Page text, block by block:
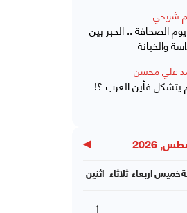
شريحي
الصحافة .. الحبر بين
والخيانة
علي محسن
يتشكل فأين العرب ؟!
2026
▶
اثنين ثلاثاء اربعاءخميس
1